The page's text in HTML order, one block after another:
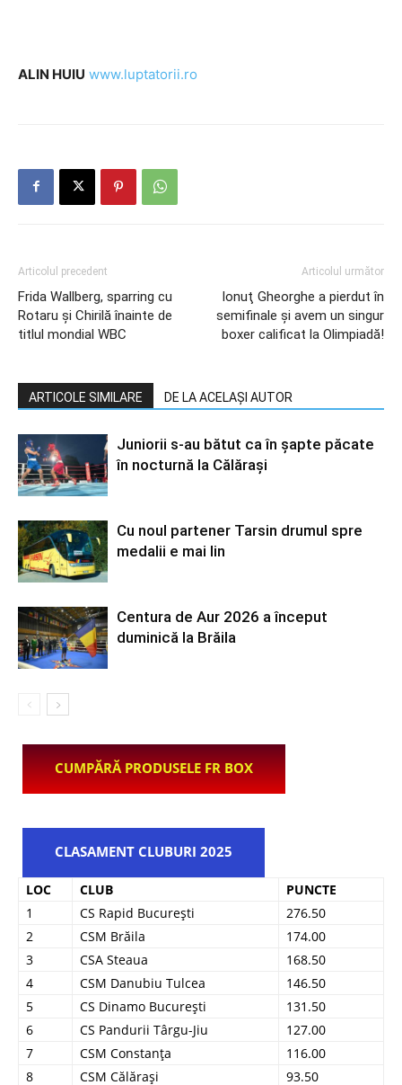
ALIN HUIU www.luptatorii.ro
Articolul precedent
Frida Wallberg, sparring cu
Rotaru şi Chirilă înainte de
titlul mondial WBC
Articolul următor
Ionuţ Gheorghe a pierdut în
semifinale şi avem un singur
boxer calificat la Olimpiadă!
ARTICOLE SIMILARE DE LA ACELAȘI AUTOR
Juniorii s-au bătut ca în șapte păcate
în nocturnă la Călărași
Cu noul partener Tarsin drumul spre
medalii e mai lin
Centura de Aur 2026 a început
duminică la Brăila
CUMPĂRĂ PRODUSELE FR BOX
CLASAMENT CLUBURI 2025
LOC CLUB
PUNCTE
1
CS Rapid București
276.50
2
CSM Brăila
174.00
3
CSA Steaua
168.50
4
CSM Danubiu Tulcea
146.50
5
CS Dinamo București
131.50
6
CS Pandurii Târgu-Jiu
127.00
7
CSM Constanța
116.00
8
CSM Călărași 93.50